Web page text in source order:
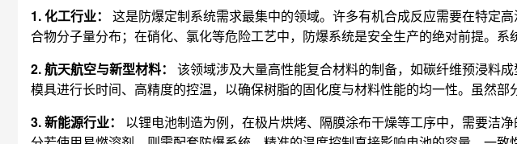
1. 化工行业：
这是防爆定制系统需求最集中的领域。许多有机合成反应需要在特定
合物分子量分布；在硝化、氯化等危险工艺中，防爆系统是安全生产的绝对前提。
2. 航天航空与新型材料：
该领域涉及大量高性能复合材料的制备，如碳纤维预浸
模具进行长时间、高精度的控温，以确保树脂的固化度与材料性能的均一性。虽然
3. 新能源行业：
以锂电池制造为例，在极片烘烤、隔膜涂布干燥等工序中，需要洁